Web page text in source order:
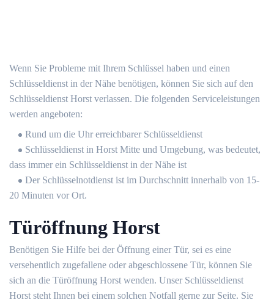
Wenn Sie Probleme mit Ihrem Schlüssel haben und einen
Schlüsseldienst in der Nähe benötigen, können Sie sich auf den
Schlüsseldienst Horst verlassen. Die folgenden Serviceleistungen
werden angeboten:
Rund um die Uhr erreichbarer Schlüsseldienst
Schlüsseldienst in Horst Mitte und Umgebung, was bedeutet,
dass immer ein Schlüsseldienst in der Nähe ist
Der Schlüsselnotdienst ist im Durchschnitt innerhalb von 15-
20 Minuten vor Ort.
Türöffnung Horst
Benötigen Sie Hilfe bei der Öffnung einer Tür, sei es eine
versehentlich zugefallene oder abgeschlossene Tür, können Sie
sich an die Türöffnung Horst wenden. Unser Schlüsseldienst
Horst steht Ihnen bei einem solchen Notfall gerne zur Seite. Sie